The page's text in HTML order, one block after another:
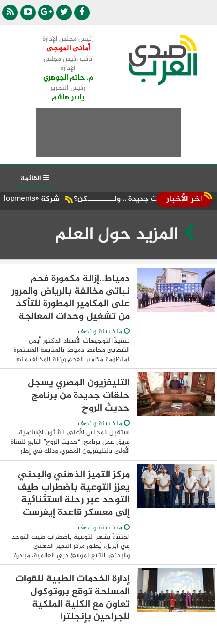
رئيس مجلس الإدارة
أمانى الموجى
نائب رئيس مجلس
الإدارة
م. حاتم الجوهري
رئيس التحرير
ياسر هاشم
اخر الأخبار شركة «Liberty Developments» تطلق أولى فعالياتها الترفيهية بمشروع «AT» في حفل ضخم للميجا ستار أحمد سعد جديدة .. ولـــــــــــكن؟
المزيد حول العلم
دمياط..إزالة مكمورة فحم
نباتى مخالفة بالرياض والمرور
على المكامير المطورة للتأكد
من تشغيل وحدات المعالجة
منذ سنة و نصف
تنفيذًا لتوجيهات الأستاذ الدكتور أيمن
الشهابى محافظ دمياط، بالمتابعة المستمرة
لمنظومة مكامير الفحم وإزالة المخالف منها
ومتابعة التزام المكامير المطورة بتشغيل
وحدات المعالجة للحفاظ على البيئة وصحة
...
التليفزيون المصري يسجل
حلقات جديدة من برنامج
حديث الروح
منذ سنة و نصف
استقبل المجلس الأعلى للشئون الإسلامية،
فريق عمل برنامج: “حديث الروح” التابع للقناة
الأولى بالتليفزيون المصري، وذلك في إطار
التعاون المثمر بين وزارة الأوقاف، واتحاد
الإذاعة والتليفزيون، وبرعاية ...
مركز التميز الذهني والبدني
يعزز التوعية باضطراب طيف
التوحد عبر رحلة استثنائية
إلى معسكر قاعدة إيفرست
منذ سنة و نصف
احتفاءً بشهر التوعية باضطراب طيف التوحد
في أبريل، يُطلق مركز التميز الذهني
والبدني، التابع لموانئ دبي العالمية، مبادرة
نوعية تهدف إلى تعزيز الوعي باضطراب
طيف التوحد وإبراز الدعم والبرامج العلاجية
...
إدارة الخدمات الطبية للقوات
المسلحة توقع بروتوكول
تعاون مع الكلية الملكية
للجراحين بإنجلترا